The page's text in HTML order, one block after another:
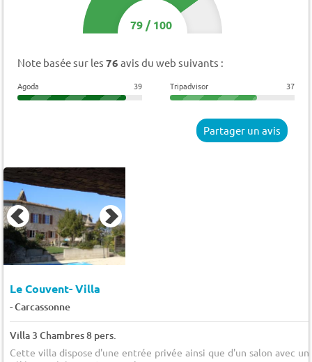
79/100
Note basée sur les 76 avis du web suivants :
Agoda 39 Tripadvisor 37
Partager un avis
Le Couvent- Villa
-Carcassonne
Villa 3 Chambres 8 pers.
Cette villa dispose d'une entrée privée ainsi que d'un salon avec